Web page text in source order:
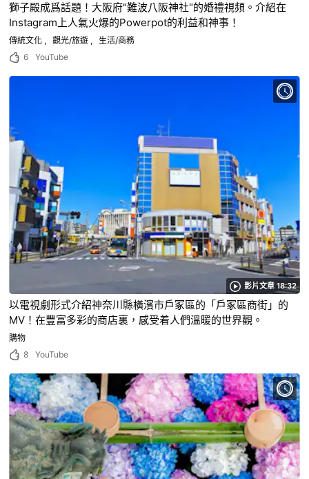
獅子殿成爲話題！大阪府"難波八阪神社"的婚禮視頻。介紹在
Instagram上人氣火爆的Powerpot的利益和神事！
傳統文化 觀光/旅遊
生活/商務
6
YouTube
影片文章 18:32
以電視劇形式介紹神奈川縣橫濱市戶冢區的「戶冢區商街」的
MV！在豐富多彩的商店裏，感受着人們溫暖的世界觀。
購物
8
YouTube